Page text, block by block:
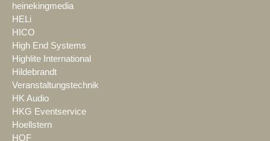
heinekingmedia
HELi
HICO
High End Systems
Highlite International
Hildebrandt
Veranstaltungstechnik
HK Audio
HKG Eventservice
Hoellstern
HOF